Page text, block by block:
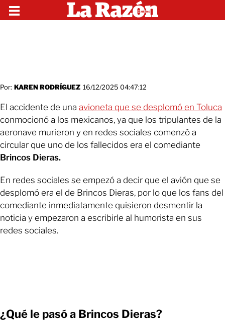
Por: KAREN RODRÍGUEZ 16/12/2025 04:47:12
El accidente de una avioneta que se desplomó en Toluca
conmocionó a los mexicanos, ya que los tripulantes de la
aeronave murieron y en redes sociales comenzó a
circular que uno de los fallecidos era el comediante
Brincos Dieras.
En redes sociales se empezó a decir que el avión que se
desplomó era el de Brincos Dieras, por lo que los fans del
comediante inmediatamente quisieron desmentir la
noticia y empezaron a escribirle al humorista en sus
redes sociales.
¿Qué le pasó a Brincos Dieras?